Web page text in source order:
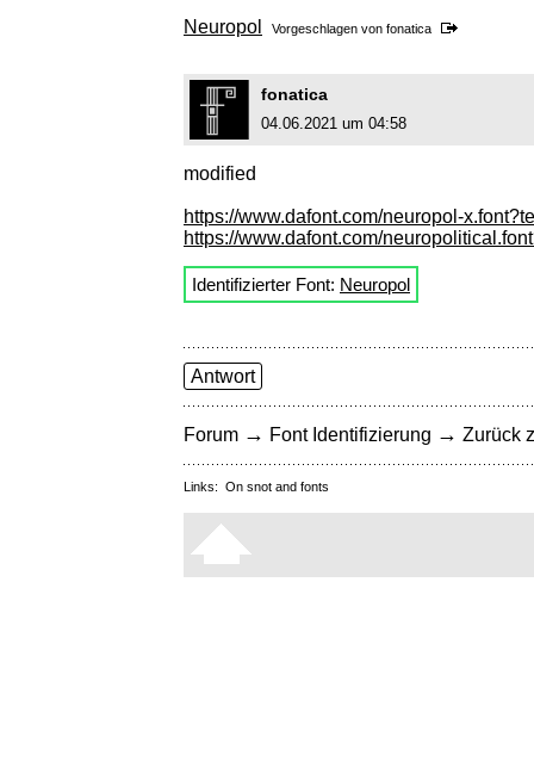
Neuropol Vorgeschlagen von fonatica
fonatica
04.06.2021 um 04:58
modified
https://www.dafont.com/neuropol-
https://www.dafont.com/
Identifizierter Font: Neuropol
Antwort
Forum → Font Identifizierung → Zurück
Links: On snot and fonts